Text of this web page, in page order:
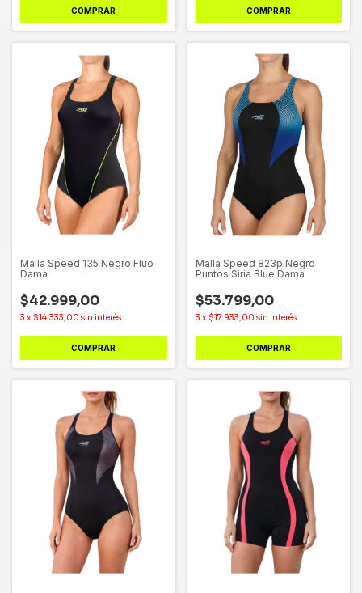
COMPRAR COMPRAR
Malla Speed 135 Negro Fluo
Dama
$42.999,00
3 x $14.333,00 sin interés
COMPRAR
Malla Speed 823p Negro
Puntos Siria Blue Dama
$53.799,00
3 x $17.933,00 sin interés
COMPRAR